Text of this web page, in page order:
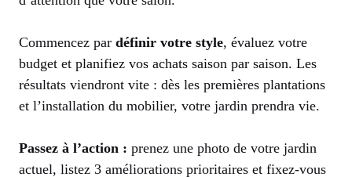
Commencez par définir votre style, évaluez votre
budget et planifiez vos achats saison par saison. Les
résultats viendront vite : dès les premières plantations
et l’installation du mobilier, votre jardin prendra vie.
Passez à l’action : prenez une photo de votre jardin
actuel, listez 3 améliorations prioritaires et fixez-vous